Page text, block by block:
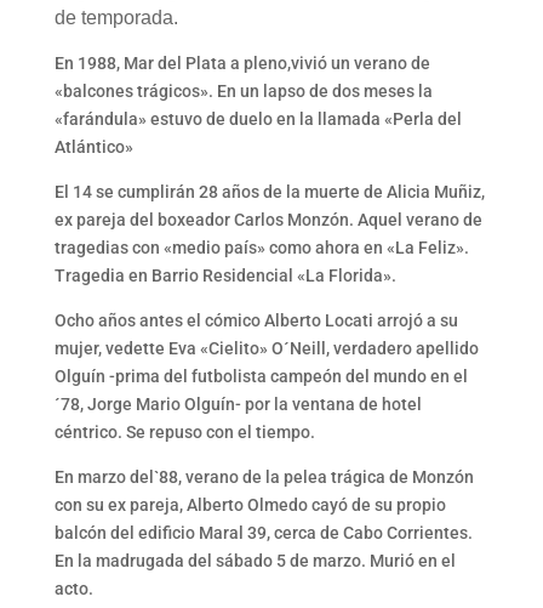
de temporada.
En 1988, Mar del Plata a pleno,vivió un verano de
«balcones trágicos». En un lapso de dos meses la
«farándula» estuvo de duelo en la llamada «Perla del
Atlántico»
El 14 se cumplirán 28 años de la muerte de Alicia Muñiz,
ex pareja del boxeador Carlos Monzón. Aquel verano de
tragedias con «medio país» como ahora en «La Feliz».
Tragedia en Barrio Residencial «La Florida».
Ocho años antes el cómico Alberto Locati arrojó a su
mujer, vedette Eva «Cielito» O´Neill, verdadero apellido
Olguín -prima del futbolista campeón del mundo en el
´78, Jorge Mario Olguín- por la ventana de hotel
céntrico. Se repuso con el tiempo.
En marzo del`88, verano de la pelea trágica de Monzón
con su ex pareja, Alberto Olmedo cayó de su propio
balcón del edificio Maral 39, cerca de Cabo Corrientes.
En la madrugada del sábado 5 de marzo. Murió en el
acto.